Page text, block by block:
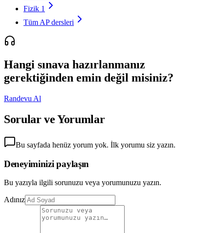
Fizik 1
Tüm AP dersleri
Hangi sınava hazırlanmanız
gerektiğinden emin değil misiniz?
Randevu Al
Sorular ve Yorumlar
Bu sayfada henüz yorum yok. İlk yorumu siz yazın.
Deneyiminizi paylaşın
Bu yazıyla ilgili sorunuzu veya yorumunuzu yazın.
Adınız